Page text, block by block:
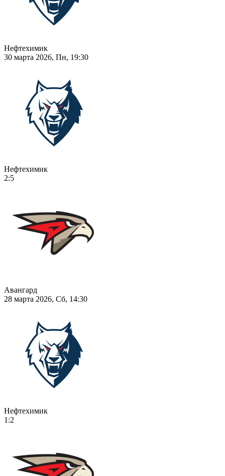
Нефтехимик
30 марта 2026, Пн, 19:30
Нефтехимик
2:5
Авангард
28 марта 2026, Сб, 14:30
Нефтехимик
1:2